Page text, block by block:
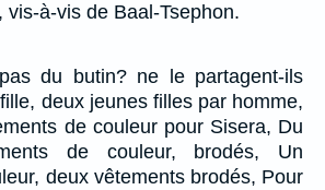
vis-à-vis de Baal-Tsephon.
du butin? ne le partagent-ils
deux jeunes filles par homme,
de couleur pour Sisera, Du
de couleur, brodés, Un
deux vêtements brodés, Pour